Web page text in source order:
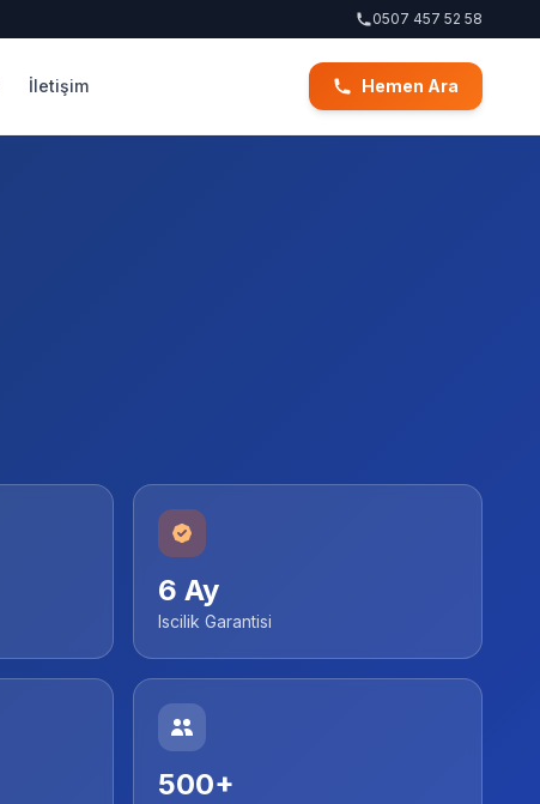
0507 457 52 58
İletişim Hemen Ara
6 Ay
Iscilik Garantisi
500+